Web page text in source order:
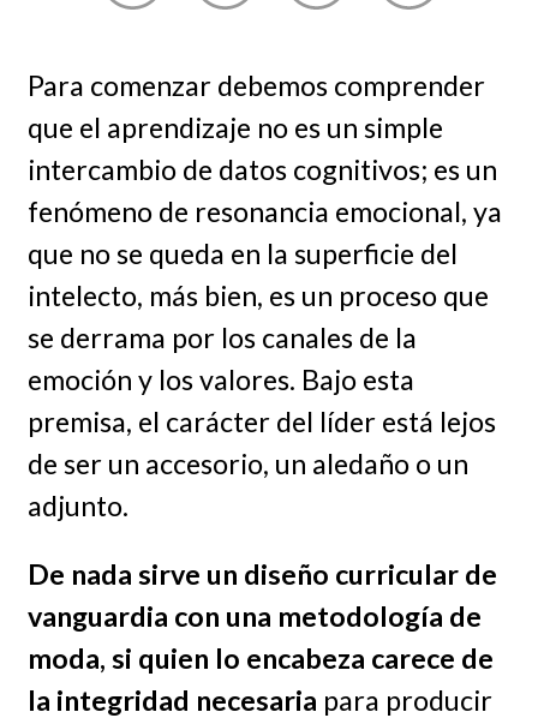
Para comenzar debemos comprender
que el aprendizaje no es un simple
intercambio de datos cognitivos; es un
fenómeno de resonancia emocional, ya
que no se queda en la superficie del
intelecto, más bien, es un proceso que
se derrama por los canales de la
emoción y los valores. Bajo esta
premisa, el carácter del líder está lejos
de ser un accesorio, un aledaño o un
adjunto.
De nada sirve un diseño curricular de
vanguardia con una metodología de
moda, si quien lo encabeza carece de
la integridad necesaria para producir